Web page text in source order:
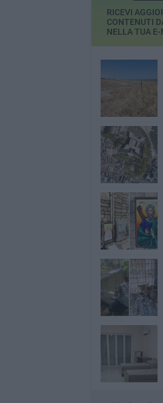
RICEVI
CONTENUTI
NELLA TUA